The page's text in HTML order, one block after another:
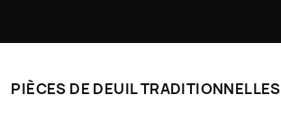
PIÈCES DE DEUIL TRADITIONNELLES